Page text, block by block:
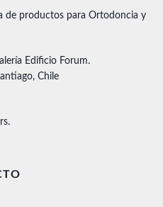
de productos para Ortodoncia y
Edificio Forum.
Chile